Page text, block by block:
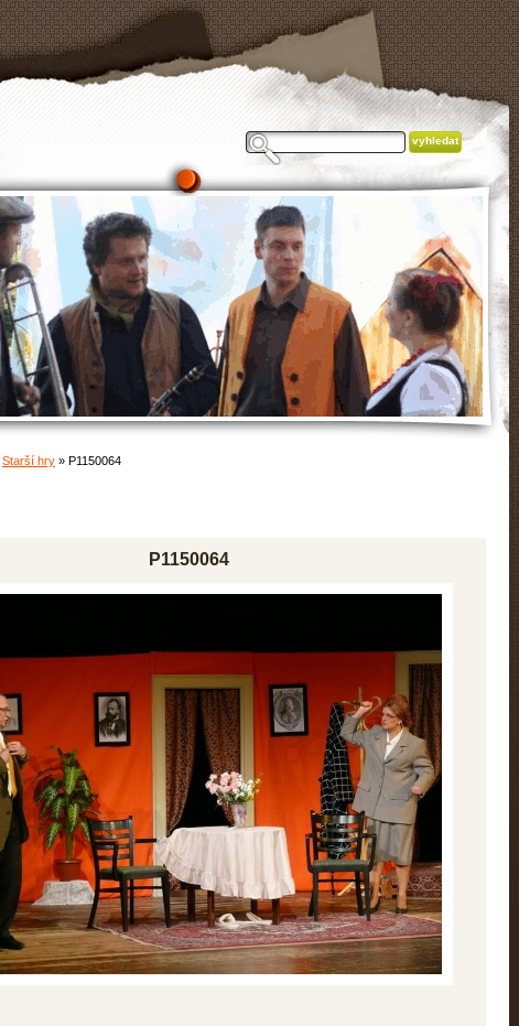
Starší hry » P1150064
P1150064